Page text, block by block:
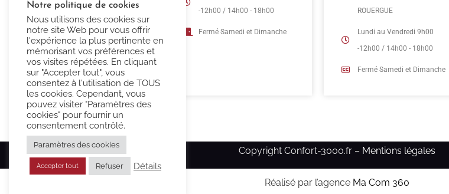
fourniture et pose de menuiseries
PVC, ALU, BOIS et MIXTE.
-12h00 / 14h00 - 18h00
Fermé Samedi et Dimanche
ROUERGUE
Lundi au Vendredi 9h00
-12h00 / 14h00 - 18h00
Fermé Samedi et Dimanche
Copyright Confort-3000.fr – Mentions légales
Réalisé par l’agence Ma Com 360
Notre politique de cookies
Nous utilisons des cookies sur
notre site Web pour vous offrir
l'expérience la plus pertinente en
mémorisant vos préférences et
vos visites répétées. En cliquant
sur "Accepter tout", vous
consentez à l'utilisation de TOUS
les cookies. Cependant, vous
pouvez visiter "Paramètres des
cookies" pour fournir un
consentement contrôlé.
Paramètres des cookies
Accepter tout Refuser Détails